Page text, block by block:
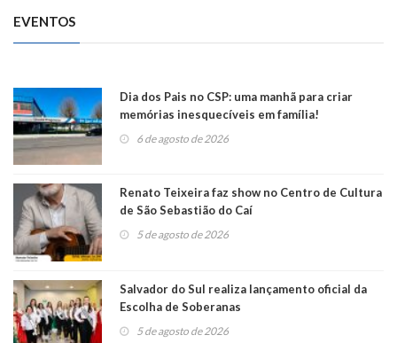
EVENTOS
Dia dos Pais no CSP: uma manhã para criar
memórias inesquecíveis em família!
6 de agosto de 2026
Renato Teixeira faz show no Centro de Cultura
de São Sebastião do Caí
5 de agosto de 2026
Salvador do Sul realiza lançamento oficial da
Escolha de Soberanas
5 de agosto de 2026